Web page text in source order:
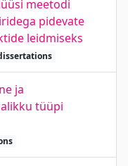
meetodi
pidevate
leidmiseks
ja
tüüpi